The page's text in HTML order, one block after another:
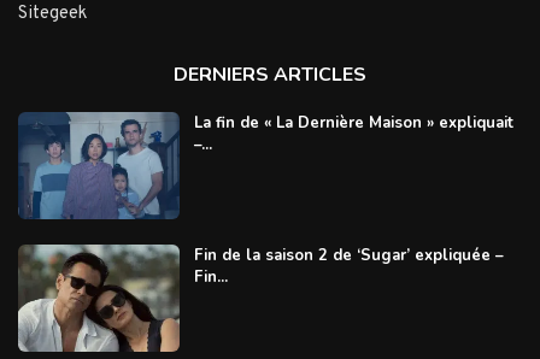
Sitegeek
DERNIERS ARTICLES
La fin de « La Dernière Maison » expliquait
–...
Fin de la saison 2 de ‘Sugar’ expliquée –
Fin...